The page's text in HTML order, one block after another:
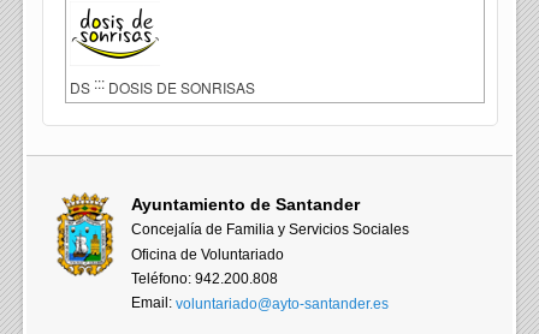
DS ::: DOSIS DE SONRISAS
Ayuntamiento de Santander
Concejalía de Familia y Servicios Sociales
Oficina de Voluntariado
Teléfono: 942.200.808
Email:voluntariado@ayto-santander.es